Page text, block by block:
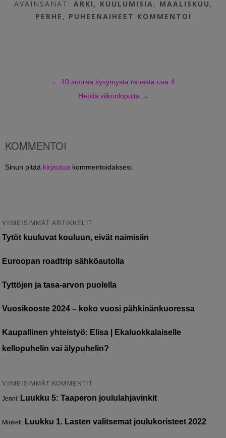
AVAINSANAT: ARKI , KUULUMISIA , MAALISKUU ,
PERHE , PUHEENAIHEET KOMMENTOI
← 10 suoraa kysymystä rahasta osa 4
Hetkiä viikonlopulta →
KOMMENTOI
Sinun pitää kirjautua kommentoidaksesi.
VIIMEISIMMÄT ARTIKKELIT
Tytöt kuuluvat kouluun, eivät naimisiin
Euroopan roadtrip sähköautolla
Tyttöjen ja tasa-arvon puolella
Vuosikooste 2024 – koko vuosi pähkinänkuoressa
Kaupallinen yhteistyö: Elisa | Ekaluokkalaiselle
kellopuhelin vai älypuhelin?
VIIMEISIMMÄT KOMMENTIT
Jenni: Luukku 5: Taaperon joululahjavinkit
Miukeli: Luukku 1. Lasten valitsemat joulukoristeet 2022